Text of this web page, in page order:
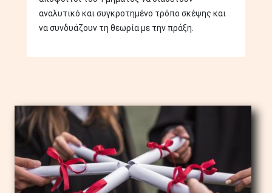
αναλυτικό και συγκροτημένο τρόπο σκέψης και
να συνδυάζουν τη θεωρία με την πράξη.
Image